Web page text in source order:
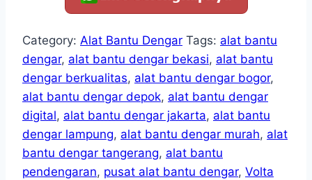
Category: Alat Bantu Dengar Tags: alat bantu
dengar, alat bantu dengar bekasi, alat bantu
dengar berkualitas, alat bantu dengar bogor,
alat bantu dengar depok, alat bantu dengar
digital, alat bantu dengar jakarta, alat bantu
dengar lampung, alat bantu dengar murah, alat
bantu dengar tangerang, alat bantu
pendengaran, pusat alat bantu dengar, Volta